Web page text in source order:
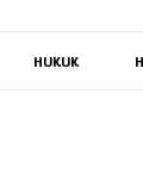
HUKUK